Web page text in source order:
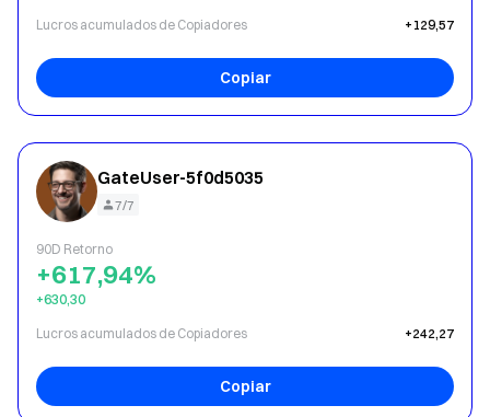
Lucros acumulados de Copiadores +129,57
Copiar
GateUser-5f0d5035
7/7
90D Retorno
+617,94%
+630,30
Lucros acumulados de Copiadores +242,27
Copiar